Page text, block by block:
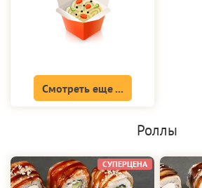
Смотреть еще ...
Роллы
СУПЕРЦЕНА